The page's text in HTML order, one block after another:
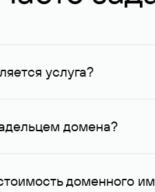
услуга?
в Руцентре и
домена?
его контактные
доменного